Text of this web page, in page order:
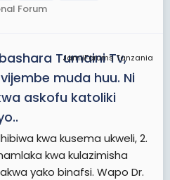
Forum
JamiiForums Tanzania
Tumaini Tv,
muda huu. Ni
askofu katoliki
kwa kusema ukweli, 2.
kwa kulazimisha
yako binafsi. Wapo Dr.